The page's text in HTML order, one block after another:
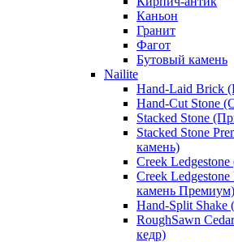
Каньон
Гранит
Фагот
Бутовый камень
Nailite
Hand-Laid Brick
Hand-Cut Stone
Stacked Stone
Stacked Stone
камень)
Creek
Creek
камень Премиум)
Hand-Split Shake
RoughSawn
кедр)